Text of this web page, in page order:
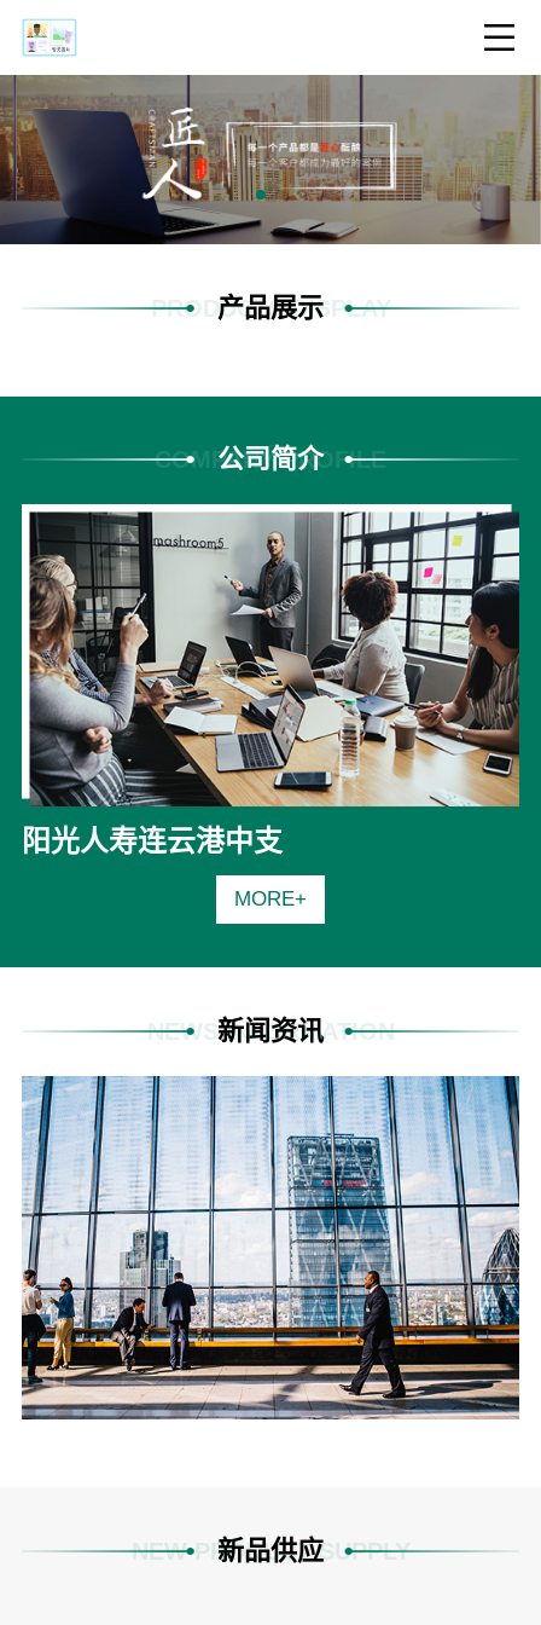
产品展示
PRODUCTS DISPLAY
公司简介
COMPANY PROFILE
阳光人寿连云港中支
MORE+
新闻资讯
NEWS INFORMATION
新品供应
NEW PRODUCT SUPPLY